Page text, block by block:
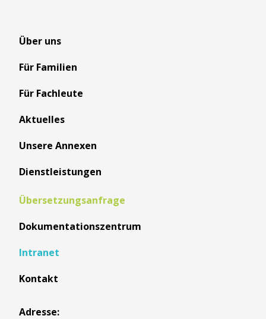
Über uns
Für Familien
Für Fachleute
Aktuelles
Unsere Annexen
Dienstleistungen
Übersetzungsanfrage
Dokumentationszentrum
Intranet
Kontakt
Adresse: